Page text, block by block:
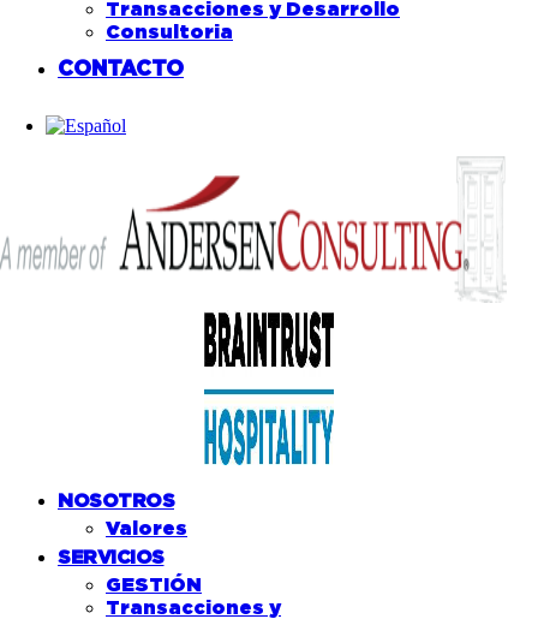
Transacciones y Desarrollo
Consultoria
CONTACTO
NOSOTROS
Valores
SERVICIOS
GESTIÓN
Transacciones y